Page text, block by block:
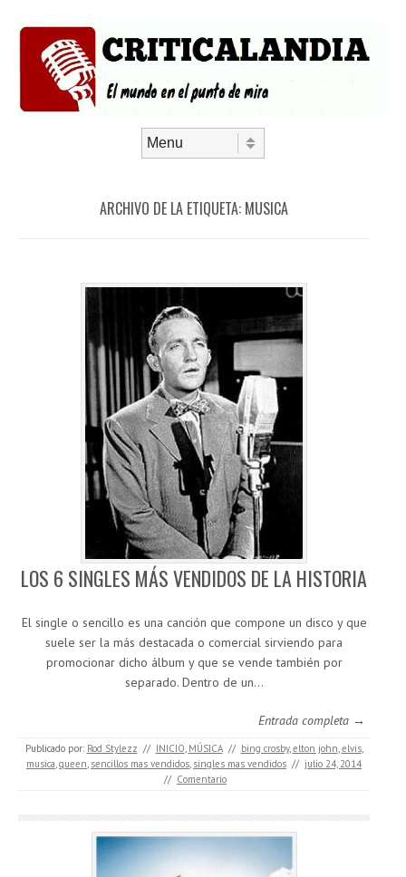
ARCHIVO DE LA ETIQUETA: MUSICA
LOS 6 SINGLES MÁS VENDIDOS DE LA HISTORIA
El single o sencillo es una canción que compone un disco y que
suele ser la más destacada o comercial sirviendo para
promocionar dicho álbum y que se vende también por
separado. Dentro de un…
Entrada completa →
Publicado por: Rod Stylezz // INICIO, MÚSICA // bing crosby,elton john,elvis,
musica,queen, sencillos mas vendidos, singles mas vendidos // julio 24, 2014
// Comentario